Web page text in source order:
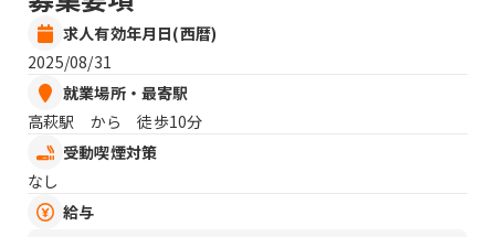
求人有効年月日(西暦)
2025/08/31
就業場所・最寄駅
高萩駅 から 徒歩10分
受動喫煙対策
なし
給与